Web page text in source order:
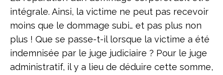
intégrale. Ainsi, la victime ne peut pas recevoir
moins que le dommage subi… et pas plus non
plus ! Que se passe-t-il lorsque la victime a été
indemnisée par le juge judiciaire ? Pour le juge
administratif, il y a lieu de déduire cette somme,